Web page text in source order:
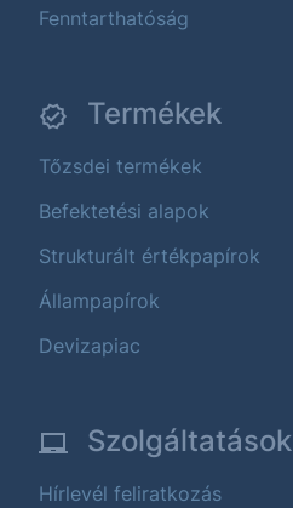
Fenntarthatóság
Termékek
Tőzsdei termékek
Befektetési alapok
Strukturált értékpapírok
Állampapírok
Devizapiac
Szolgáltatások
Hírlevél feliratkozás